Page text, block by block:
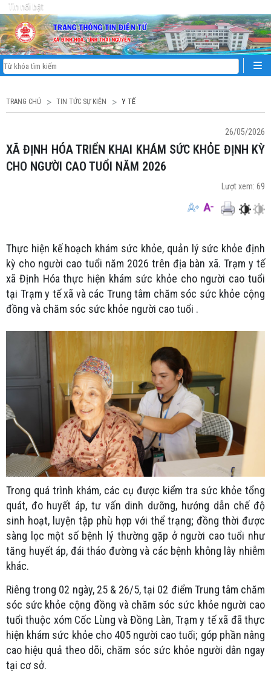
Tin nổi bật
TRANG CHỦ TIN TỨC SỰ KIỆN Y TẾ
26/05/2026
XÃ ĐỊNH HÓA TRIỂN KHAI KHÁM SỨC KHỎE ĐỊNH KỲ
CHO NGƯỜI CAO TUỔI NĂM 2026
Lượt xem: 69
Thực hiện kế hoạch khám sức khỏe, quản lý sức khỏe định
kỳ cho người cao tuổi năm 2026 trên địa bàn xã. Trạm y tế
xã Định Hóa thực hiện khám sức khỏe cho người cao tuổi
tại Trạm y tế xã và các Trung tâm chăm sóc sức khỏe cộng
đồng và chăm sóc sức khỏe người cao tuổi .
Trong quá trình khám, các cụ được kiểm tra sức khỏe tổng
quát, đo huyết áp, tư vấn dinh dưỡng, hướng dẫn chế độ
sinh hoạt, luyện tập phù hợp với thể trạng; đồng thời được
sàng lọc một số bệnh lý thường gặp ở người cao tuổi như
tăng huyết áp, đái tháo đường và các bệnh không lây nhiễm
khác.
Riêng trong 02 ngày, 25 & 26/5, tại 02 điểm Trung tâm chăm
sóc sức khỏe cộng đồng và chăm sóc sức khỏe người cao
tuổi thuộc xóm Cốc Lùng và Đồng Làn, Trạm y tế xã đã thực
hiện khám sức khỏe cho 405 người cao tuổi; góp phần nâng
cao hiệu quả theo dõi, chăm sóc sức khỏe người dân ngay
tại cơ sở.